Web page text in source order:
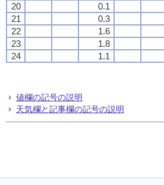
20
0.1
21
0.3
22
1.6
23
1.8
24
1.1
値欄の記号の説明
天気欄と記事欄の記号の説明